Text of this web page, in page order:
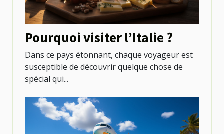
Pourquoi visiter l’Italie ?
Dans ce pays étonnant, chaque voyageur est
susceptible de découvrir quelque chose de
spécial qui...